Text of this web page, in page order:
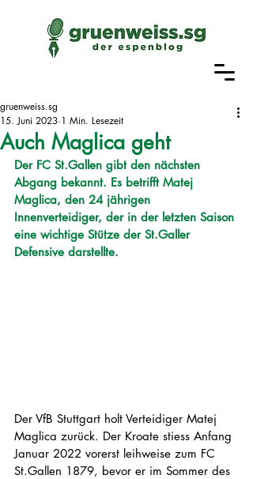
Auch Maglica geht
gruenweiss.sg
15. Juni 2023 1 Min. Lesezeit
Der FC St.Gallen gibt den nächsten
Abgang bekannt. Es betrifft Matej
Maglica, den 24 jährigen
Innenverteidiger, der in der letzten Saison
eine wichtige Stütze der St.Galler
Defensive darstellte.
Der VfB Stuttgart holt Verteidiger Matej
Maglica zurück. Der Kroate stiess Anfang
Januar 2022 vorerst leihweise zum FC
St.Gallen 1879, bevor er im Sommer des